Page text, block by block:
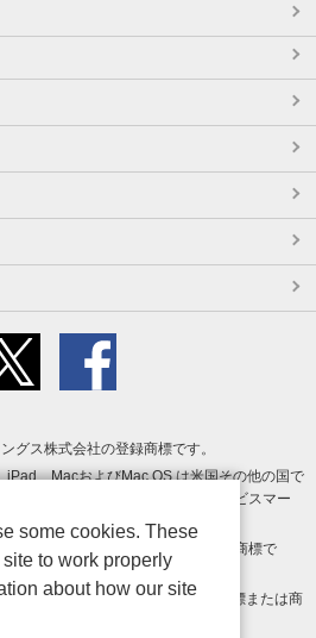
グス株式会社の登録商標です。
、MacおよびMac OS は米国その他の国で
す。App Store は Apple Inc. のサービスマー
Google Play ロゴ は Google LLC の商標で
国およびその他の国における登録商標または商
some cookies. These
to work properly
about how our site